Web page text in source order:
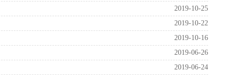
2019-10-25
2019-10-22
2019-10-16
2019-06-26
2019-06-24